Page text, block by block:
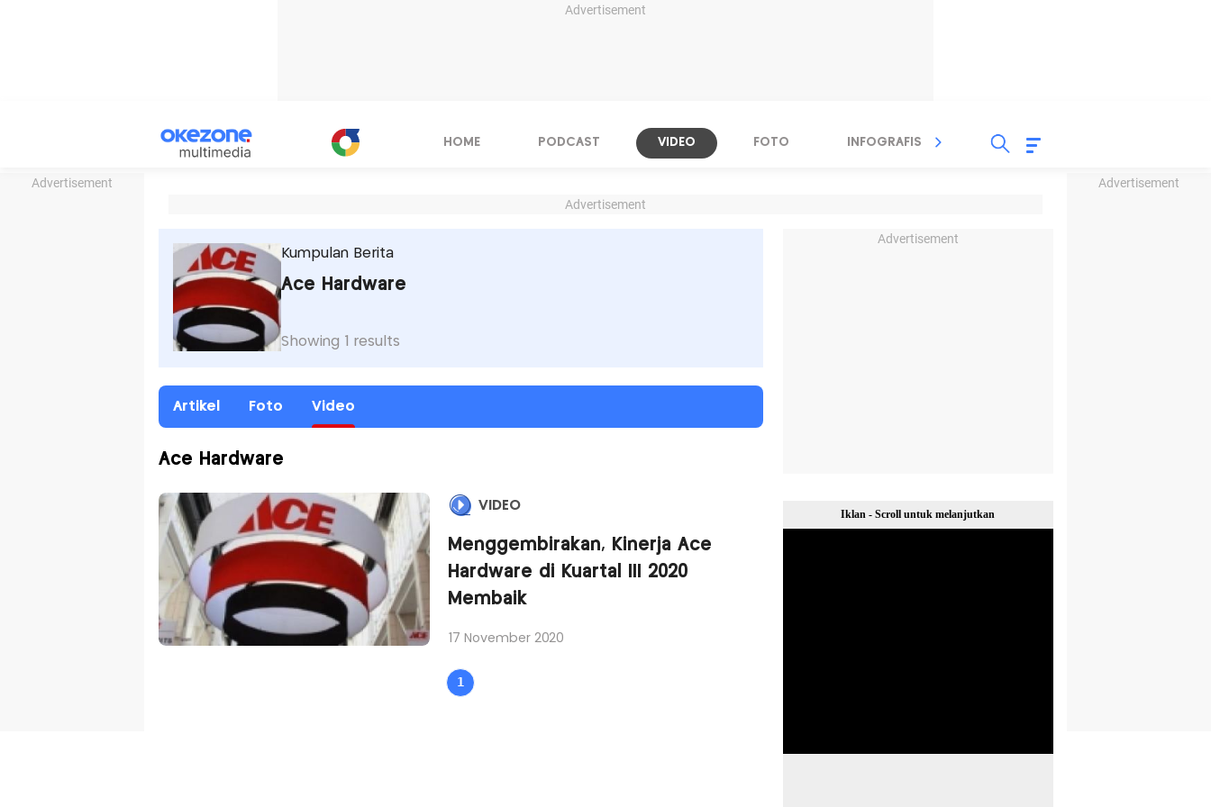
Advertisement
Advertisement Advertisement
HOME PODCAST VIDEO FOTO INFOGRAFIS TV STREAMING
Advertisement
Kumpulan Berita
Ace Hardware
Showing 1 results
Artikel Foto Video
Ace Hardware
VIDEO
Menggembirakan, Kinerja Ace
Hardware di Kuartal III 2020
Membaik
17 November 2020
1
Advertisement
Iklan - Scroll untuk melanjutkan